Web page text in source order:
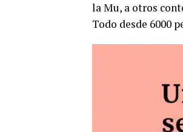
la Mu, a otros
Todo desde 6000